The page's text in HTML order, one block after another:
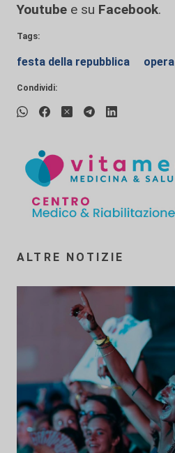
Youtube e su Facebook.
Tags:
festa della repubblica opera
Condividi:
ALTRE NOTIZIE